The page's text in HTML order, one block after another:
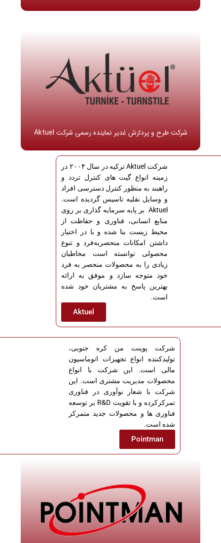
شرکت طرح و پردازش غدیر نماینده رسمی شرکت Aktuel
شرکت Aktuel ترکیه در سال ۲۰۰۴ در
زمینه انواع گیت های کنترل تردد و
راهبند به منظور کنترل دسترسی افراد
و وسایل نقلیه تاسیس گردیده است.
Aktuel بر پایه سرمایه گذاری بر روی
منابع انسانی، فناوری و حفاظت از
محیط زیست بنا شده و با در اختیار
داشتن امکانات منحصربه‌فرد و تنوع
محصولی توانسته است مخاطبان
زیادی را به محصولات منحصر به فرد
خود متوجه سازد و موفق به ارائه
بهترین پاسخ به مشتریان خود شده
است.
Aktuel
شرکت پوینت من کره جنوبی،
تولیدکننده انواع تجهیزات اتوماسیون
مالی است. این شرکت با انواع
محصولات مدیریت مشتری است. این
شرکت با شعار نوآوری در فناوری
تمرکزکرده و با تقویت R&D بر توسعه
فناوری ها و محصولات جدید متمرکز
شده است.
Pointman